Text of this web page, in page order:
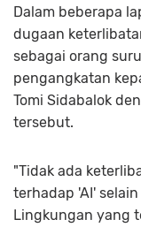
Dalam beberapa
dugaan
sebagai orang
pengangkatan
Tomi Sidabalok
tersebut.
"Tidak ada
terhadap 'AI'
Lingkungan yang